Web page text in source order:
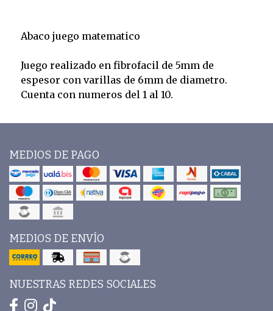
Abaco juego matematico
Juego realizado en fibrofacil de 5mm de
espesor con varillas de 6mm de diametro.
Cuenta con numeros del 1 al 10.
MEDIOS DE PAGO
MEDIOS DE ENVÍO
NUESTRAS REDES SOCIALES